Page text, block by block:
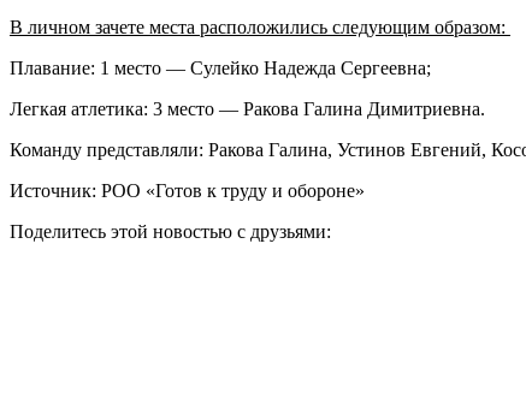
В личном зачете места расположились следующим образом:
Плавание: 1 место — Сулейко Надежда Сергеевна;
Легкая атлетика: 3 место — Ракова Галина Димитриевна.
Команду представляли: Ракова Галина, Устинов Евгений,
Источник: РОО «Готов к труду и обороне»
Поделитесь этой новостью с друзьями: